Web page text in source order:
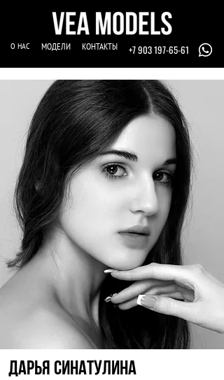
О НАС МОДЕЛИ КОНТАКТЫ +7 903 197-65-61
Дарья Синатулина